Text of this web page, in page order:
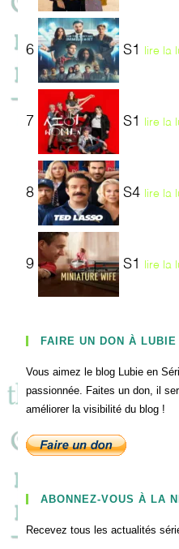
6 S1 lire la
7 S1 lire la
8 S4 lire la
9 S1 lire la
FAIRE UN DON À
Vous aimez le blog Lubie en
passionnée. Faites un don, il
améliorer la visibilité du blog !
ABONNEZ-VOUS À LA
Recevez tous les actualités